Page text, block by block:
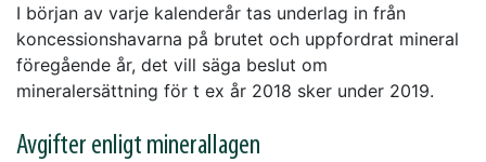
I början av varje kalenderår tas underlag in från
koncessionshavarna på brutet och uppfordrat mineral
föregående år, det vill säga beslut om
mineralersättning för t ex år 2018 sker under 2019.
Avgifter enligt minerallagen